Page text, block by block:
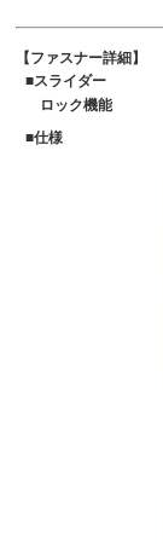
ファスナー詳細
スライダー
ロック機能
仕様